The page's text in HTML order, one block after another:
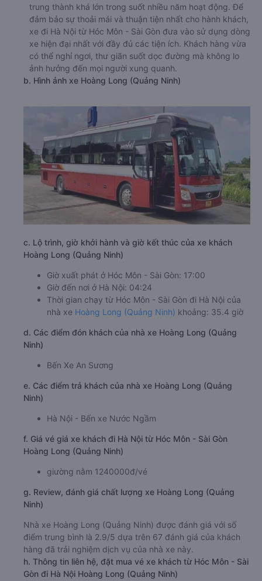
trung thành khá lớn trong suốt nhiều năm hoạt động. Để
đảm bảo sự thoải mái và thuận tiện nhất cho hành khách,
xe đi Hà Nội từ Hóc Môn - Sài Gòn đưa vào sử dụng dòng
xe hiện đại nhất với đầy đủ các tiện ích. Khách hàng vừa
có thể nghỉ ngơi, thư giãn suốt dọc đường mà không lo
ảnh hưởng đến mọi người xung quanh.
b. Hình ảnh xe Hoàng Long (Quảng Ninh)
c. Lộ trình, giờ khởi hành và giờ kết thúc của xe khách
Hoàng Long (Quảng Ninh)
Giờ xuất phát ở Hóc Môn - Sài Gòn: 17:00
Giờ đến nơi ở Hà Nội: 04:24
Thời gian chạy từ Hóc Môn - Sài Gòn đi Hà Nội của
nhà xe Hoàng Long (Quảng Ninh) khoảng: 35.4 giờ
d. Các điểm đón khách của nhà xe Hoàng Long (Quảng
Ninh)
Bến Xe An Sương
e. Các điểm trả khách của nhà xe Hoàng Long (Quảng
Ninh)
Hà Nội - Bến xe Nước Ngầm
f. Giá vé giá xe khách đi Hà Nội từ Hóc Môn - Sài Gòn
Hoàng Long (Quảng Ninh)
giường nằm 1240000đ/vé
g. Review, đánh giá chất lượng xe Hoàng Long (Quảng
Ninh)
Nhà xe Hoàng Long (Quảng Ninh) được đánh giá với số
điểm trung bình là 2.9/5 dựa trên 67 đánh giá của khách
hàng đã trải nghiệm dịch vụ của nhà xe này.
h. Thông tin liên hệ, đặt mua vé xe khách từ Hóc Môn - Sài
Gòn đi Hà Nội Hoàng Long (Quảng Ninh)